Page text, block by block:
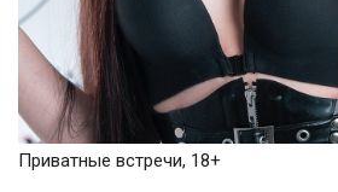
Приватные встречи, 18+